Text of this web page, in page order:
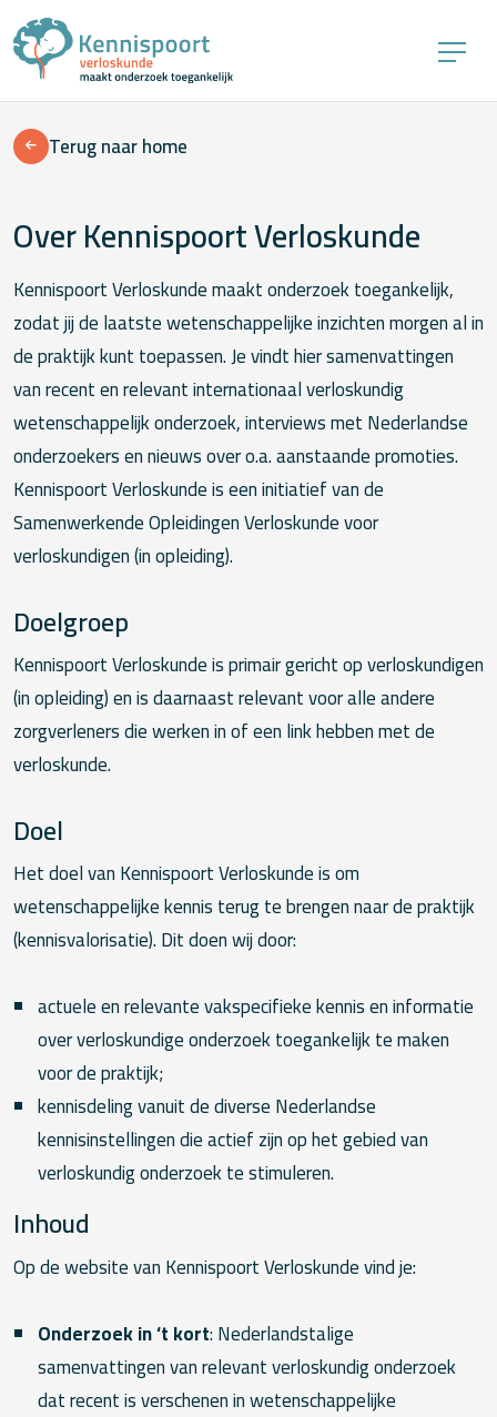
Terug naar home
Over Kennispoort Verloskunde
Kennispoort Verloskunde maakt onderzoek toegankelijk,
zodat jij de laatste wetenschappelijke inzichten morgen al in
de praktijk kunt toepassen. Je vindt hier samenvattingen
van recent en relevant internationaal verloskundig
wetenschappelijk onderzoek, interviews met Nederlandse
onderzoekers en nieuws over o.a. aanstaande promoties.
Kennispoort Verloskunde is een initiatief van de
Samenwerkende Opleidingen Verloskunde voor
verloskundigen (in opleiding).
Doelgroep
Kennispoort Verloskunde is primair gericht op verloskundigen
(in opleiding) en is daarnaast relevant voor alle andere
zorgverleners die werken in of een link hebben met de
verloskunde.
Doel
Het doel van Kennispoort Verloskunde is om
wetenschappelijke kennis terug te brengen naar de praktijk
(kennisvalorisatie). Dit doen wij door:
actuele en relevante vakspecifieke kennis en informatie
over verloskundige onderzoek toegankelijk te maken
voor de praktijk;
kennisdeling vanuit de diverse Nederlandse
kennisinstellingen die actief zijn op het gebied van
verloskundig onderzoek te stimuleren.
Inhoud
Op de website van Kennispoort Verloskunde vind je:
Onderzoek in ‘t kort: Nederlandstalige
samenvattingen van relevant verloskundig onderzoek
dat recent is verschenen in wetenschappelijke